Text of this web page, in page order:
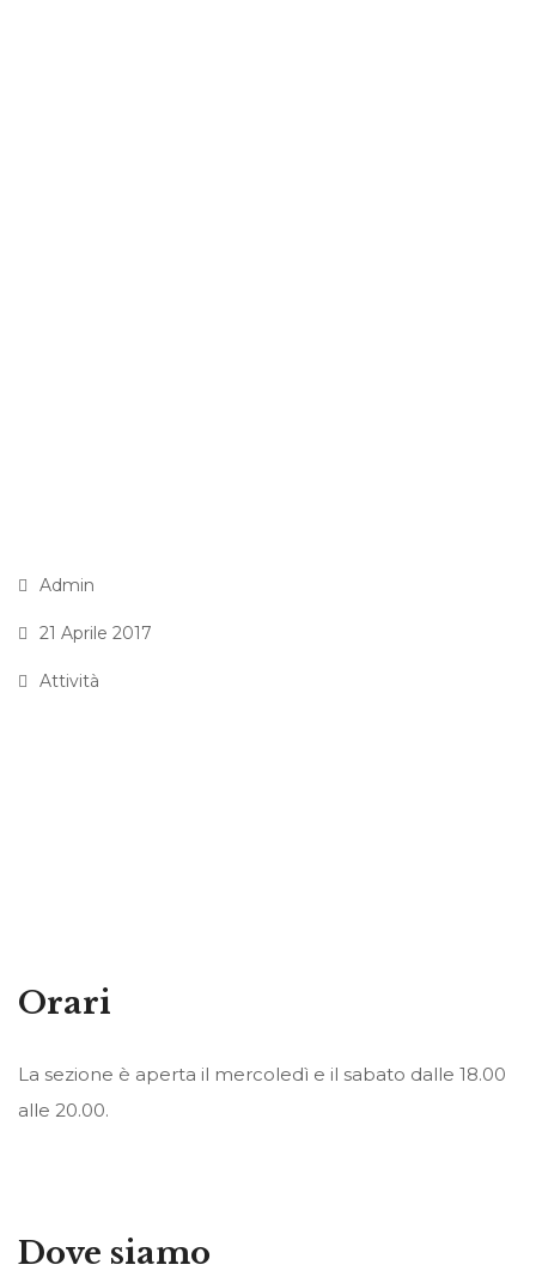
Admin
21 Aprile 2017
Attività
Orari
La sezione è aperta il mercoledì e il sabato dalle 18.00
alle 20.00.
Dove siamo